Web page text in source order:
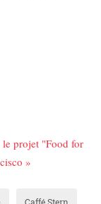
projet "Food for
»
Caffé Stern